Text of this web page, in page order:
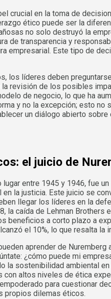
crucial en la toma de
ético puede ser la
no solo destruyó la
de transparencia y
empresarial. Este tipo de
los líderes deben
revisión de los posibles
de negocio, lo que ha
y no la excepción; esto
un diálogo abierto
el juicio de
lugar entre 1945 y 1946, fue
la justicia. Este juicio se
llegar los líderes en la
la caída de Lehman
beneficios a corto plazo a
el 10%, lo que resalta
aprender de
¿cómo puede mi
la sostenibilidad ambiental
con altos niveles de ética
para cuestionar
propios dilemas éticos.